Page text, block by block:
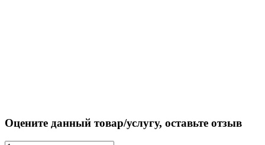
Оцените данный товар/услугу, оставьте отзыв